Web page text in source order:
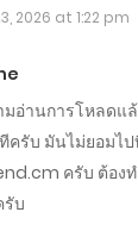
2026 at 1:22 pm
มอ่านการโหลดแ
ครับ มันไม่ยอมไ
ครับ ต้องท
บ